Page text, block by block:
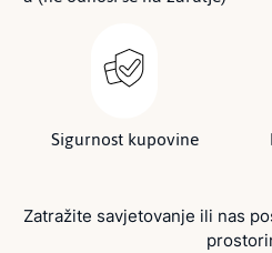
Sigurnost kupovine
Zatražite savjetovanje ili nas